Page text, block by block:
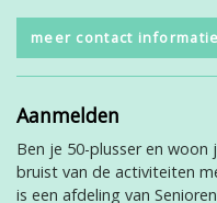
meer contact informatie
Aanmelden
Ben je 50-plusser en woon
bruist van de activiteiten
is een afdeling van